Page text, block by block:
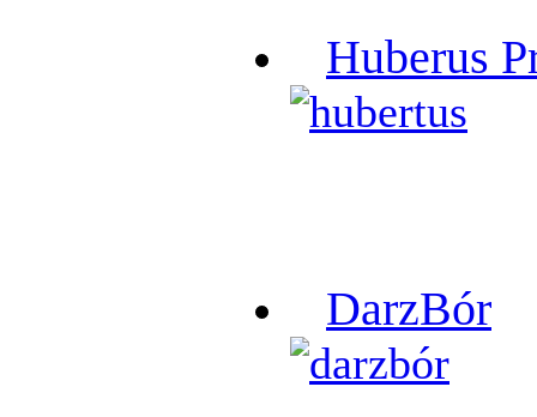
Huberus
DarzBór